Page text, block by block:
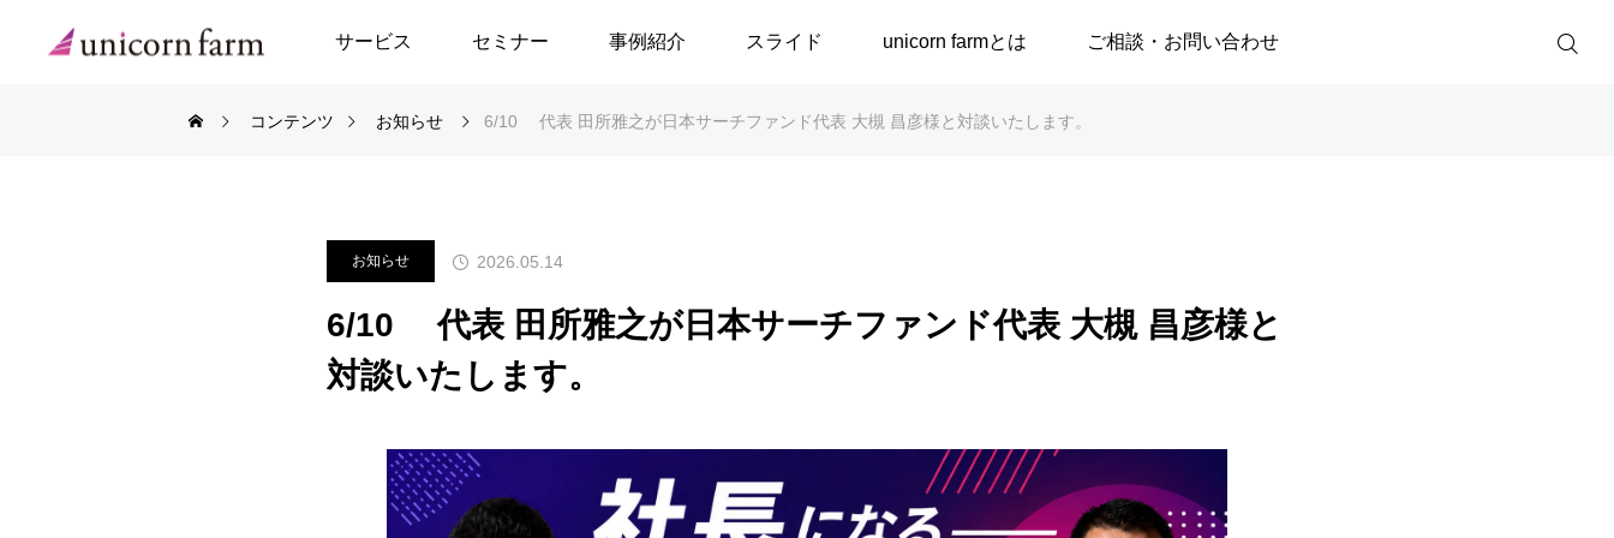
サービス セミナー 事例紹介 スライド unicorn farmとは ご相談・お問い合わせ
事例トップ
起業支援アドバイザー入門講座
スタートアップPMF支援
新規事業コンサルティング
コンテンツ お知らせ 6/10 代表 田所雅之が日本サーチファンド代表 大槻 昌彦様と対談いたします。
お知らせ 2026.05.14
6/10 代表 田所雅之が日本サーチファンド代表 大槻 昌彦様と
対談いたします。